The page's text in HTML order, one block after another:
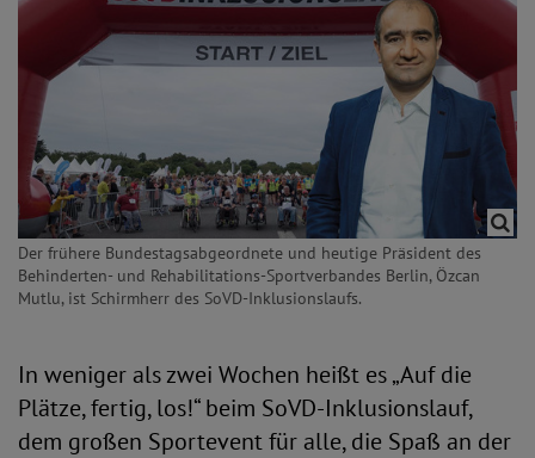
Der frühere Bundestagsabgeordnete und heutige Präsident des
Behinderten- und Rehabilitations-Sportverbandes Berlin, Özcan
Mutlu, ist Schirmherr des SoVD-Inklusionslaufs.
In weniger als zwei Wochen heißt es „Auf die
Plätze, fertig, los!“ beim SoVD-Inklusionslauf,
dem großen Sportevent für alle, die Spaß an der